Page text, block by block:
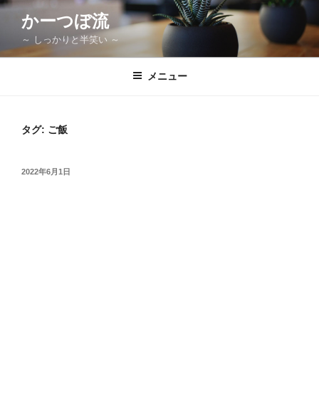
コ
ン
かーつぼ流
～ しっかりと半笑い ～
メニュー
タグ: ご飯
投
2022年6月1日